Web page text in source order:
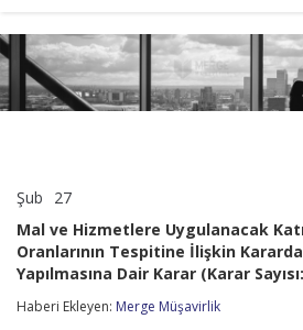
Şub 27
Hizmetlere
Uygulanacak
Katma
Vergisi
Mal ve Hizmetlere Uygulanacak
Oranlarının Tespitine İlişkin
Yapılmasına Dair Karar (Karar
Haberi Ekleyen: Merge Müşavirlik